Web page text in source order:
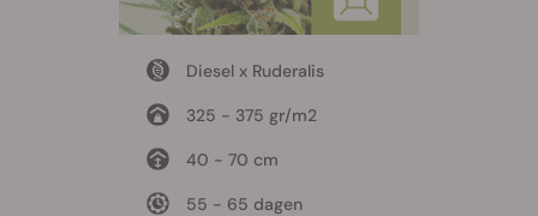
Diesel x Ruderalis
325 - 375 gr/m2
40 - 70 cm
55 - 65 dagen